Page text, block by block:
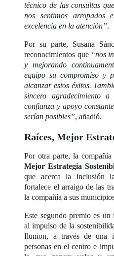
técnico de las consultas
nos sentimos arropados
excelencia en la atención”.
Por su parte, Susana
reconocimientos que “nos
y mejorando
equipo su compromiso y
alcanzar estos éxitos.
sincero agradecimiento
confianza y apoyo
serían posibles”, añadió.
Raíces, Mejor
Por otra parte, la
Mejor Estrategia
que acerca la inclusión
fortalece el arraigo de las
la compañía a sus
Este segundo premio es
al impulso de la
Ilunion, a través de una
personas en el centro e